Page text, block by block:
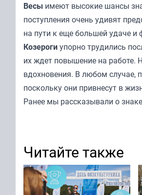
Весы имеют высокие шансы
поступления очень удивят
на пути к еще большей удаче и
Козерогиупорно трудились
их ждет повышение на работе.
вдохновения. В любом случае,
поскольку они привнесут в
Ранее мы рассказывали о
Читайте также